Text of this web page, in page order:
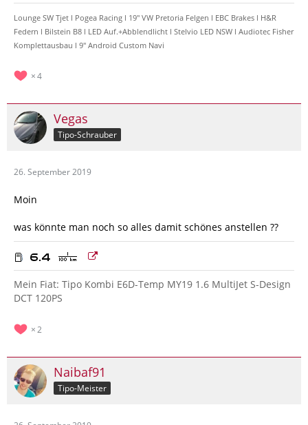
Lounge SW Tjet l Pogea Racing l 19" VW Pretoria Felgen l EBC Brakes l H&R
Federn l Bilstein B8 l LED Auf.+Abblendlicht l Stelvio LED NSW l Audiotec Fisher
Komplettausbau l 9" Android Custom Navi
4
Vegas
Tipo-Schrauber
26. September 2019
Moin
was könnte man noch so alles damit schönes anstellen ??
Mein Fiat: Tipo Kombi E6D-Temp MY19 1.6 MultiJet S-Design
DCT 120PS
2
Naibaf91
Tipo-Meister